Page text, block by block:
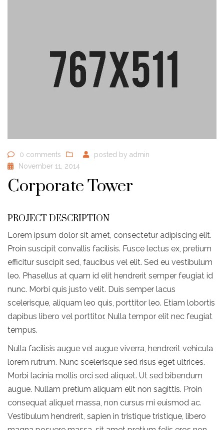
0 comments posted by admin
November 11, 2014
Corporate Tower
PROJECT DESCRIPTION
Lorem ipsum dolor sit amet, consectetur adipiscing elit.
Proin suscipit convallis facilisis. Fusce lectus ex, pretium
efficitur suscipit sed, faucibus vel elit. Sed eu vestibulum
leo. Phasellus at quam id elit hendrerit semper feugiat id
nunc. Morbi quis justo velit. Duis semper lacus
scelerisque, aliquam leo quis, porttitor leo. Etiam lobortis
dapibus libero vel porttitor. Nulla tempor elit nec feugiat
tempus.
Nulla facilisis augue vel augue viverra, hendrerit vehicula
lorem rutrum. Nunc scelerisque sed risus eget ultrices.
Morbi lacinia mollis orci sed aliquet. Ut sed bibendum
augue. Nullam pretium aliquam elit non sagittis. Proin
consequat aliquet massa, non cursus mi euismod ac.
Vestibulum hendrerit, sapien in tristique tristique, libero